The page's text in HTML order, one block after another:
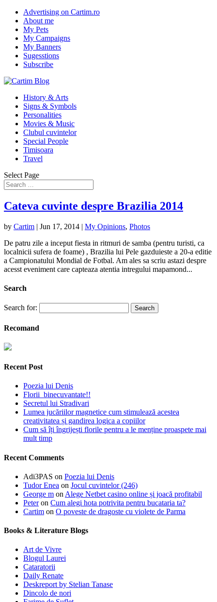
Advertising on Cartim.ro
About me
My Pets
My Campaigns
My Banners
Sugesstions
Subscribe
History & Arts
Signs & Symbols
Personalities
Movies & Music
Clubul cuvintelor
Special People
Timisoara
Travel
Select Page
Cateva cuvinte despre Brazilia 2014
by Cartim | Jun 17, 2014 | My Opinions, Photos
De patru zile a inceput fiesta in ritmuri de samba (pentru turisti, ca
localnicii sufera de foame) , Brazilia lui Pele gazduieste a 20-a editie
a Campionatului Mondial de Fotbal. Am ales sa scriu astazi despre
acesst eveniment care capteaza atentia intregului mapamond...
Search
Search for:
Recomand
Recent Post
Poezia lui Denis
Florii binecuvantate!!
Secretul lui Stradivari
Lumea jucăriilor magnetice cum stimulează acestea
creativitatea și gandirea logica a copiilor
Cum să îți îngrijești florile pentru a le menține proaspete mai
mult timp
Recent Comments
Adi3PAS on Poezia lui Denis
Tudor Enea on Jocul cuvintelor (246)
George m on Alege Netbet casino online și joacă profitabil
Peteron Cum alegi hota potrivita pentru bucataria ta?
Cartim on O poveste de dragoste cu violete de Parma
Books & Literature Blogs
Art de Vivre
Blogul Laurei
Cataratorii
Daily Renate
Deskreport by Stelian Tanase
Dincolo de nori